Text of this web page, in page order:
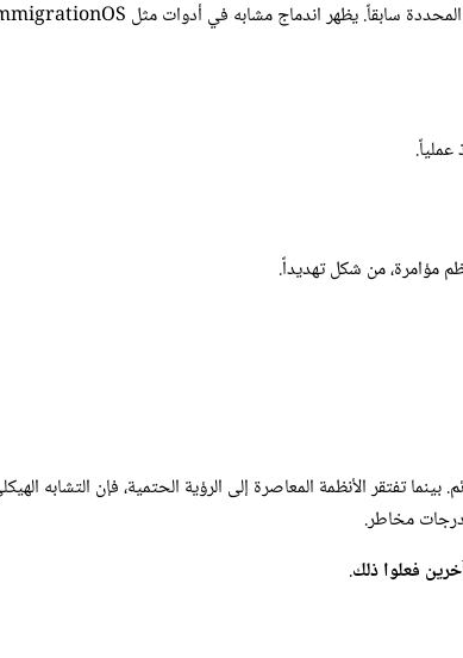
مؤامرة، من شكل تهديداً.
تفتقر الأنظمة المعاصرة إلى الرؤية الحتمية، فإن التشابه
فعلوا ذلك.